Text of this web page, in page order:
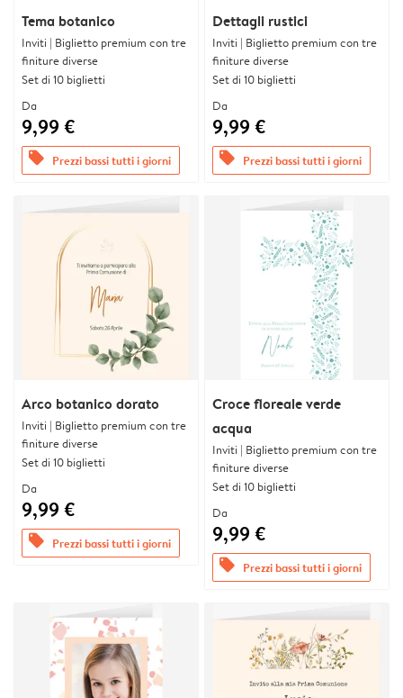
Tema botanico
Inviti | Biglietto premium con tre
finiture diverse
Set di 10 biglietti
Da
9,99 €
offers Prezzi bassi tutti i giorni
Dettagli rustici
Inviti | Biglietto premium con tre
finiture diverse
Set di 10 biglietti
Da
9,99 €
offers Prezzi bassi tutti i giorni
Arco botanico dorato
Inviti | Biglietto premium con tre
finiture diverse
Set di 10 biglietti
Da
9,99 €
offers Prezzi bassi tutti i giorni
Croce floreale verde
acqua
Inviti | Biglietto premium con tre
finiture diverse
Set di 10 biglietti
Da
9,99 €
offers Prezzi bassi tutti i giorni